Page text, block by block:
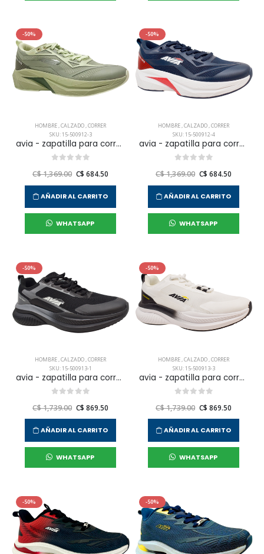
-50%
HOMBRE,CALZADO,CORRER
SKU: 15-500912-3
avia - zapatilla para correr sirius para hombre
C$ 1,369.00 C$ 684.50
AÑADIR AL CARRITO
WHATSAPP
-50%
HOMBRE,CALZADO,CORRER
SKU: 15-500912-4
avia - zapatilla para correr sirius para hombre
C$ 1,369.00 C$ 684.50
AÑADIR AL CARRITO
WHATSAPP
-50%
HOMBRE,CALZADO,CORRER
SKU: 15-500913-1
avia - zapatilla para correr vega para hombre
C$ 1,739.00 C$ 869.50
AÑADIR AL CARRITO
WHATSAPP
-50%
HOMBRE,CALZADO,CORRER
SKU: 15-500913-3
avia - zapatilla para correr vega para hombre
C$ 1,739.00 C$ 869.50
AÑADIR AL CARRITO
WHATSAPP
-50% -50%